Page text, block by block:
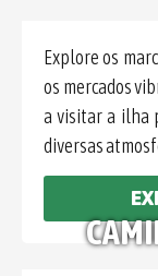
Santana.
melhor
Explore os
os mercados
a visitar a ilha
diversas